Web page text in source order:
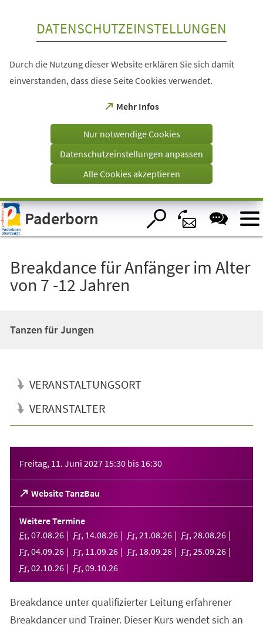
Visuelle
Assistenzsoftware
öffnen.
DATENSCHUTZEINSTELLUNGEN
Durch die Nutzung dieser Website erklären Sie sich damit
einverstanden, dass diese Seite Cookies verwendet.
Mehr Infos
(Öffnet
einem
Tab)
Nur notwendige Cookies
Datenschutzeinstellungen anpassen
Alle Cookies akzeptieren
Paderborn
Breakdance für Anfänger im Alter
von 7 -12 Jahren
Tanzen für Jungen
VERANSTALTUNGSORT
VERANSTALTER
Freitag, 11. Juni 2027 15:30 bis 16:30
Website TanzBau
(Öffnet
in
einem
neuen
Tab)
Weitere Termine
Fr, 07.08.26 Fr, 14.08.26 Fr, 21 .08.26 Fr, 28.08.26
Fr, 04.09.26 Fr, 11 .09.26 Fr, 18.09.26 Fr, 25.09.26
Fr, 02.10.26 Fr, 09.10.26
Breakdance unter qualifizierter Leitung erfahrener
Breakdancer und Trainer. Dieser Kurs wendet sich an